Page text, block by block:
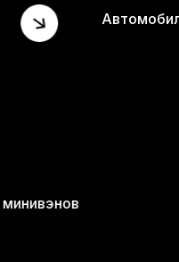
Автомобиль с
минивэнов